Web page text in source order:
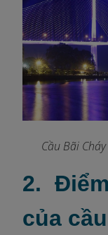
Cầu Bãi
2.
của